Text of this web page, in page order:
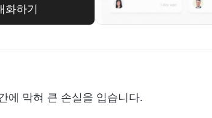
화하기
에 막혀 큰 손실을 입습니다.